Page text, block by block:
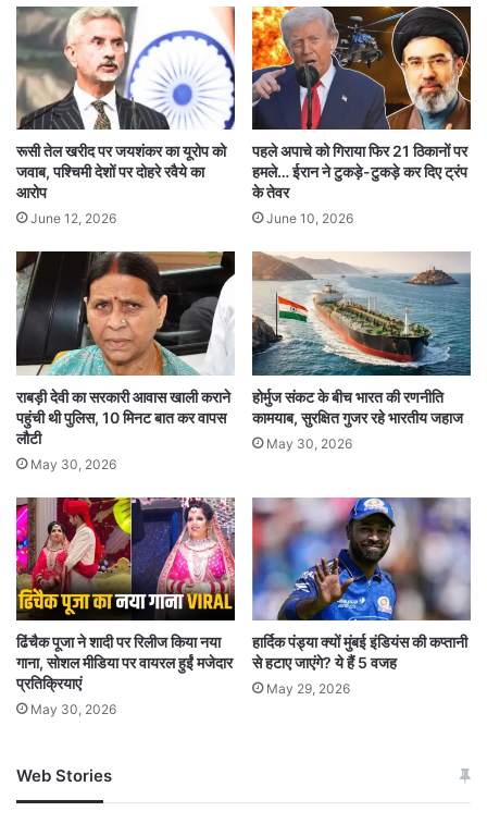
अब तक आग लगने के कारणों का पता नहीं चल पाया है।
पुलिस और दमकल विभाग की टीमें स्थिति पर नजर बनाए हुए
हैं। ब्रिज से गुजर रहे लोगों ने लपटें देखकर रुककर वीडियो
बनाना शुरू कर दिया, जिससे मौके पर भीड़ जुट गई। पुलिस
को भीड़ हटाने में काफी मशक्कत करनी पड़ी।
2025 महाकुंभ की तैयारियों को झटका
लल्लूजी एंड संस को 2025 में होने वाले महाकुंभ में टेंट
लगाने की जिम्मेदारी सौंपी गई थी। इसके लिए देशभर के 6
शहरों से सामान मंगवाया गया था, जिनमें से बड़ी मात्रा में
सामग्री इस गोदाम में रखी गई थी। कंपनी का नेटवर्क
दिल्ली, उज्जैन, हरिद्वार और अहमदाबाद तक फैला हुआ है
और यह हरिद्वार, उज्जैन, नासिक जैसे प्रमुख धार्मिक मेलों में
टेंट लगाने का अनुभव रखती है। अधिकारियों के अनुसार,
आग पर काबू पाने के बाद ही नुकसान का सही आंकलन हो
सकेगा। राहत और बचाव कार्य फिलहाल जारी है।
आग प्रयागराज
रूसी तेल खरीद पर जयशंकर का यूरोप को
जवाब, पश्चिमी देशों पर दोहरे रवैये का
आरोप
June 12, 2026
पहले अपाचे को गिराया फिर 21 ठिकानों पर
हमले… ईरान ने टुकड़े-टुकड़े कर दिए ट्रंप
के तेवर
June 10, 2026
राबड़ी देवी का सरकारी आवास खाली कराने
पहुंची थी पुलिस, 10 मिनट बात कर वापस
लौटी
May 30, 2026
होर्मुज संकट के बीच भारत की रणनीति
कामयाब, सुरक्षित गुजर रहे भारतीय जहाज
May 30, 2026
ढिंचैक पूजा ने शादी पर रिलीज किया नया
गाना, सोशल मीडिया पर वायरल हुईं मजेदार
प्रतिक्रियाएं
May 30, 2026
हार्दिक पंड्या क्यों मुंबई इंडियंस की कप्तानी
से हटाए जाएंगे? ये हैं 5 वजह
May 29, 2026
Web Stories
जम्मू-कश्मीर में बारिश से
अपडेट
खाई में धक्का… आरोपियों ने